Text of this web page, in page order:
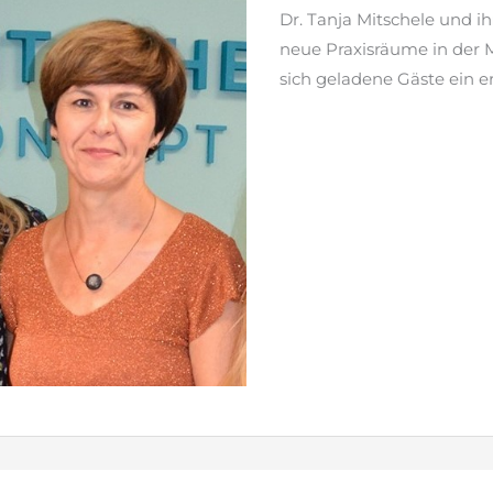
Dr. Tanja Mitschele und
neue Praxisräume in der
sich geladene Gäste ein